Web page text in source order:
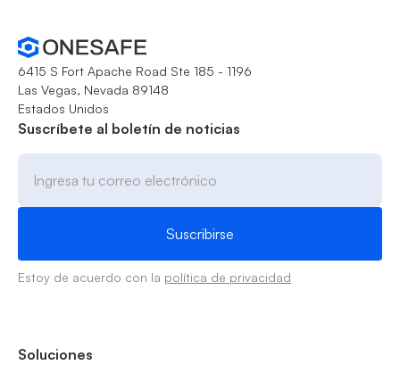
6415 S Fort Apache Road Ste 185 - 1196
Las Vegas, Nevada 89148
Estados Unidos
Suscríbete al boletín de noticias
Estoy de acuerdo con la política de privacidad
Soluciones